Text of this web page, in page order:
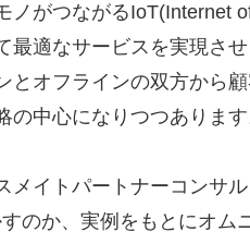
ノがつながるIoT(Internet
最適なサービスを実現さ
とオフラインの双方から
の中心になりつつあります
メイトパートナーコンサ
のか、実例をもとにオ